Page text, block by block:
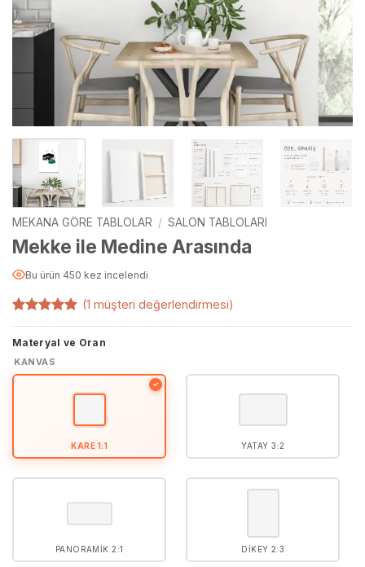
MEKANA GÖRE TABLOLAR / SALON TABLOLARI
Mekke ile Medine Arasında
Bu ürün 450 kez incelendi
1
müşteri
puanına
dayanarak
5 üzerinden
5puan aldı
(1 müşteri değerlendirmesi)
Materyal ve Oran
KANVAS
KARE 1:1
✓
YATAY 3:2
PANORAMIK 2:1 DIKEY 2:3